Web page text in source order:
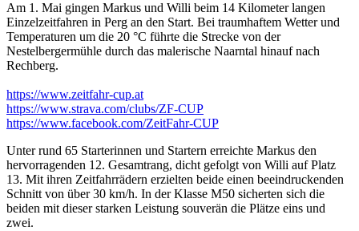
Am 1. Mai gingen Markus und Willi beim 14 Kilometer langen
Einzelzeitfahren in Perg an den Start. Bei traumhaftem Wetter und
Temperaturen um die 20 °C führte die Strecke von der
Nestelbergermühle durch das malerische Naarntal hinauf nach
Rechberg.
https://www.zeitfahr-cup.at
https://www.strava.com/clubs/ZF-CUP
https://www.facebook.com/ZeitFahr-CUP
Unter rund 65 Starterinnen und Startern erreichte Markus den
hervorragenden 12. Gesamtrang, dicht gefolgt von Willi auf Platz
13. Mit ihren Zeitfahrrädern erzielten beide einen beeindruckenden
Schnitt von über 30 km/h. In der Klasse M50 sicherten sich die
beiden mit dieser starken Leistung souverän die Plätze eins und
zwei.